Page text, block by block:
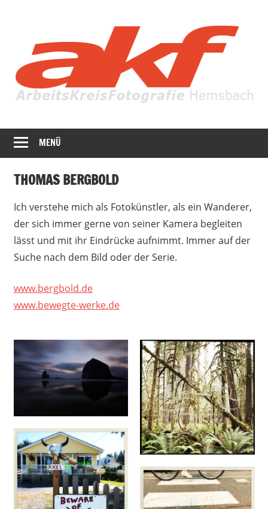
AKF
Hemsbach
in
ihrer
Vielfalt
MENÜ
THOMAS BERGBOLD
Ich verstehe mich als Fotokünstler, als ein Wanderer,
der sich immer gerne von seiner Kamera begleiten
lässt und mit ihr Eindrücke aufnimmt. Immer auf der
Suche nach dem Bild oder der Serie.
www.bergbold.de
www.bewegte-werke.de